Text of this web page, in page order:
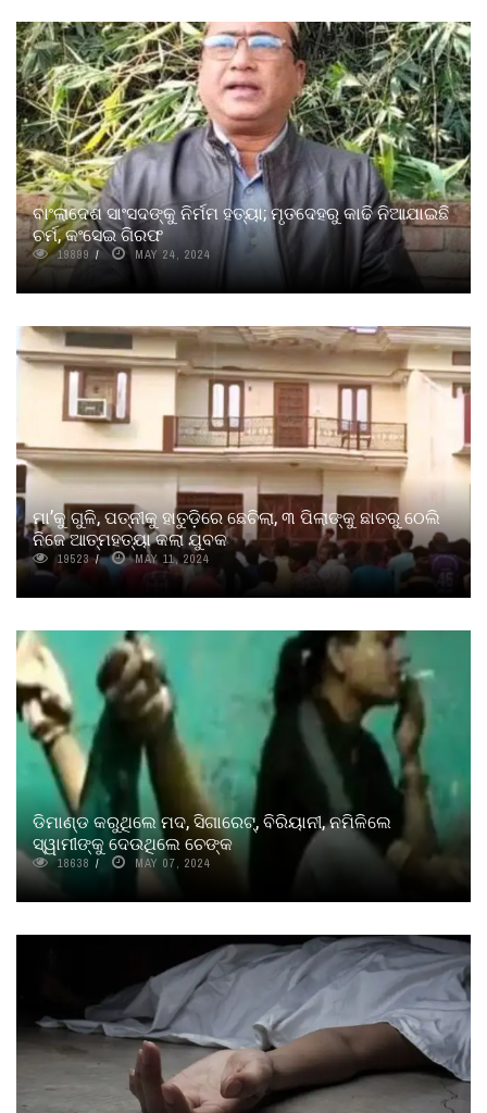
ବାଂଲାଦେଶ ସାଂସଦଙ୍କୁ ନିର୍ମମ ହତ୍ୟା; ମୃତଦେହରୁ କାଢି ନିଆଯାଇଛି
ଚର୍ମ, କଂସେଇ ଗିରଫ
19899 MAY 24, 2024
ମା’କୁ ଗୁଳି, ପତ୍ନୀକୁ ହାତୁଡ଼ିରେ ଛେଚିଲା, ୩ ପିଲାଙ୍କୁ ଛାତରୁ ଠେଲି
ନିଜେ ଆତ୍ମହତ୍ୟା କଲା ଯୁବକ
19523 MAY 11, 2024
ଡିମାଣ୍ଡ କରୁଥିଲେ ମଦ, ସିଗାରେଟ୍‌, ବିରିୟାନୀ, ନମିଳିଲେ
ସ୍ୱାମୀଙ୍କୁ ଦେଉଥିଲେ ଚେଙ୍କ
18638 MAY 07, 2024